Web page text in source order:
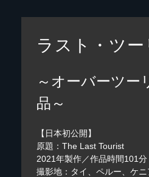
ラスト・ツー
～オーバーツ
品～
【日本初公開】
原題：The Last Tourist
2021年製作／作品時間101分
撮影地：タイ、ペルー、ケ